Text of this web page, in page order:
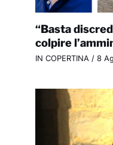
“Basta
colpire
IN COPERTINA/ 8